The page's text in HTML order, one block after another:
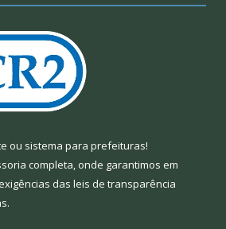
ou sistema para prefeituras!
completa, onde garantimos em
das leis de transparência